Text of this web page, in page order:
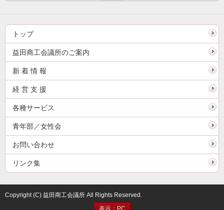
トップ
益田商工会議所のご案内
新 着 情 報
経 営 支 援
各種サービス
青年部／女性会
お問い合わせ
リンク集
Copyright (C) 益田商工会議所 All Rights Reserved.
表示：PC